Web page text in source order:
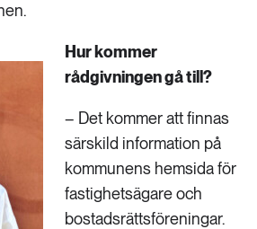
Hur kommer
rådgivningen gå till?
– Det kommer att finnas
särskild information på
kommunens hemsida för
fastighetsägare och
bostadsrättsföreningar.